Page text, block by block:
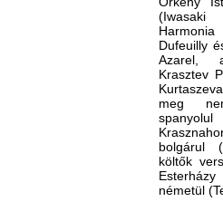
(Iwasaki
Dufeuilly
Azarel,
Krasztev
meg
bolgárul
költők
németül